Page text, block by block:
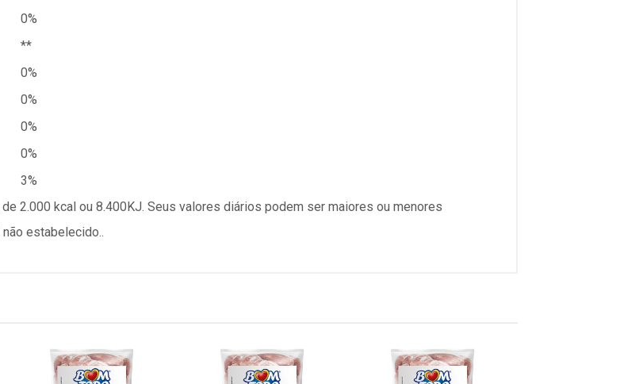
0%
**
0%
0%
0%
0%
3%
2.000 kcal ou 8.400KJ. Seus valores diários podem ser maiores ou menores
estabelecido..